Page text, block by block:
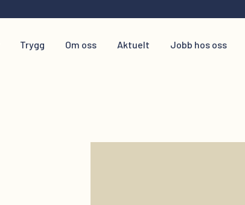
Trygg Om oss Aktuelt Jobb hos oss